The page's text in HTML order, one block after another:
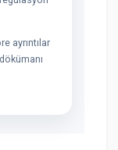
ayrıntılar